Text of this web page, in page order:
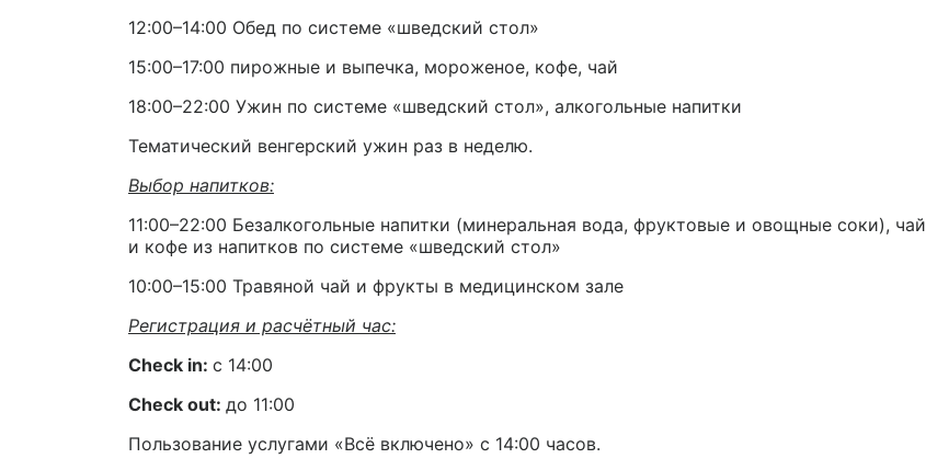
12:00–14:00 Обед по системе «шведский стол»
15:00–17:00 пирожные и выпечка, мороженое, кофе, чай
18:00–22:00 Ужин по системе «шведский стол», алкогольные напитки
Тематический венгерский ужин раз в неделю.
Выбор напитков:
11:00–22:00 Безалкогольные напитки (минеральная вода, фруктовые и овощные соки), чай
и кофе из напитков по системе «шведский стол»
10:00–15:00 Травяной чай и фрукты в медицинском зале
Регистрация и расчётный час:
Check in: с 14:00
Check out: до 11:00
Пользование услугами «Всё включено» с 14:00 часов.